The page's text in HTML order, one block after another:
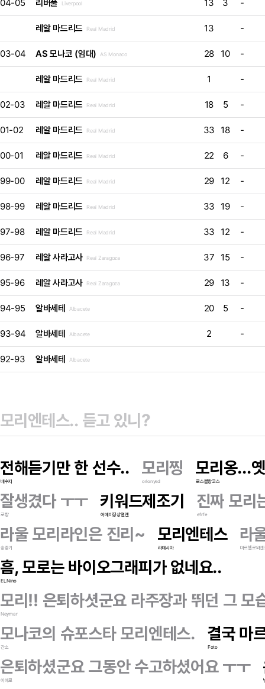
04-05 리버풀 Liverpool 13 3 -
레알 마드리드 Real Madrid 13 -
03-04 AS 모나코 (임대) AS Monaco 28 10 -
레알 마드리드 Real Madrid 1 -
02-03 레알 마드리드 Real Madrid 18 5 -
01-02 레알 마드리드 Real Madrid 33 18 -
00-01 레알 마드리드 Real Madrid 22 6 -
99-00 레알 마드리드 Real Madrid 29 12 -
98-99 레알 마드리드 Real Madrid 33 19 -
97-98 레알 마드리드 Real Madrid 33 12 -
96-97 레알 사라고사 Real Zaragoza 37 15 -
95-96 레알 사라고사 Real Zaragoza 29 13 -
94-95 알바세테 Albacete 20 5 -
93-94 알바세테 Albacete 2 -
92-93 알바세테 Albacete
전해듣기만 한 선수..
배수지
모리찡
orionysd
모리옹...
로스블랑코스
잘생겼다 ㅜㅜ
로랑
키워드제조기
어메이징상철맨
진짜 모리
efrfe
라울 모리라인은 진리~
송중기
모리엔테스
라데시마
라
마르셀로와엔
흠, 모로는 바이오그래피가 없네요..
El_Nino
모리!! 은퇴하셧군요 라주장과 뛰던 그 모
Neymar
모나코의 슈포스타 모리엔테스.
간소
결국 마
Foto
은퇴하셨군요 그동안 수고하셨어요 ㅜㅜ
이에로